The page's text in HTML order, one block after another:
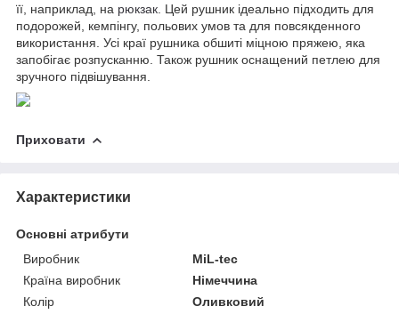
її, наприклад, на рюкзак . Цей рушник ідеально підходить для
подорожей, кемпінгу, польових умов та для повсякденного
використання. Усі краї рушника обшиті міцною пряжею, яка
запобігає розпусканню. Також рушник оснащений петлею для
зручного підвішування.
Приховати
Характеристики
Основні атрибути
Виробник
MiL-tec
Країна виробник
Німеччина
Колір
Оливковий